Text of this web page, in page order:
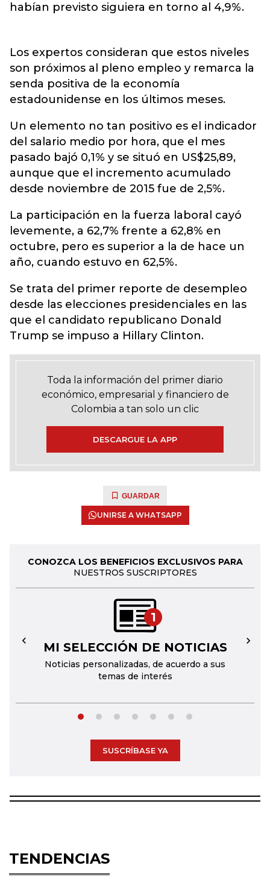
habían previsto siguiera en torno al 4,9%.
Los expertos consideran que estos niveles
son próximos al pleno empleo y remarca la
senda positiva de la economía
estadounidense en los últimos meses.
Un elemento no tan positivo es el indicador
del salario medio por hora, que el mes
pasado bajó 0,1% y se situó en US$25,89,
aunque que el incremento acumulado
desde noviembre de 2015 fue de 2,5%.
La participación en la fuerza laboral cayó
levemente, a 62,7% frente a 62,8% en
octubre, pero es superior a la de hace un
año, cuando estuvo en 62,5%.
Se trata del primer reporte de desempleo
desde las elecciones presidenciales en las
que el candidato republicano Donald
Trump se impuso a Hillary Clinton.
Toda la información del primer diario
económico, empresarial y financiero de
Colombia a tan solo un clic
DESCARGUE LA APP
GUARDAR
UNIRSE A WHATSAPP
CONOZCA LOS BENEFICIOS EXCLUSIVOS PARA
NUESTROS SUSCRIPTORES
1
MI SELECCIÓN DE NOTICIAS
Noticias personalizadas, de acuerdo a sus
temas de interés
← →
SUSCRÍBASE YA
TENDENCIAS